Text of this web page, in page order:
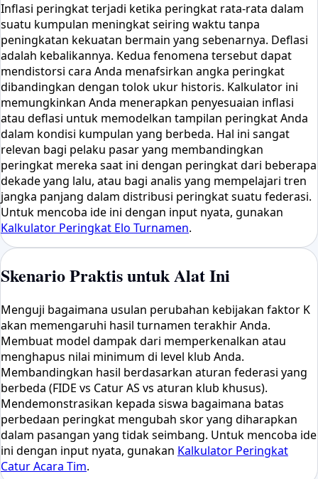
Inflasi peringkat terjadi ketika peringkat rata-rata dalam
suatu kumpulan meningkat seiring waktu tanpa
peningkatan kekuatan bermain yang sebenarnya. Deflasi
adalah kebalikannya. Kedua fenomena tersebut dapat
mendistorsi cara Anda menafsirkan angka peringkat
dibandingkan dengan tolok ukur historis. Kalkulator ini
memungkinkan Anda menerapkan penyesuaian inflasi
atau deflasi untuk memodelkan tampilan peringkat Anda
dalam kondisi kumpulan yang berbeda. Hal ini sangat
relevan bagi pelaku pasar yang membandingkan
peringkat mereka saat ini dengan peringkat dari beberapa
dekade yang lalu, atau bagi analis yang mempelajari tren
jangka panjang dalam distribusi peringkat suatu federasi.
Untuk mencoba ide ini dengan input nyata, gunakan
Kalkulator Peringkat Elo Turnamen.
Skenario Praktis untuk Alat Ini
Menguji bagaimana usulan perubahan kebijakan faktor K
akan memengaruhi hasil turnamen terakhir Anda.
Membuat model dampak dari memperkenalkan atau
menghapus nilai minimum di level klub Anda.
Membandingkan hasil berdasarkan aturan federasi yang
berbeda (FIDE vs Catur AS vs aturan klub khusus).
Mendemonstrasikan kepada siswa bagaimana batas
perbedaan peringkat mengubah skor yang diharapkan
dalam pasangan yang tidak seimbang. Untuk mencoba ide
ini dengan input nyata, gunakan Kalkulator Peringkat
Catur Acara Tim.